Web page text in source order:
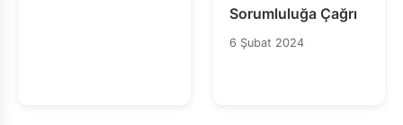
Sorumluluğa Çağrı
6 Şubat 2024